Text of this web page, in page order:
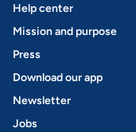
Help center
Mission and purpose
Press
Download our app
Newsletter
Jobs